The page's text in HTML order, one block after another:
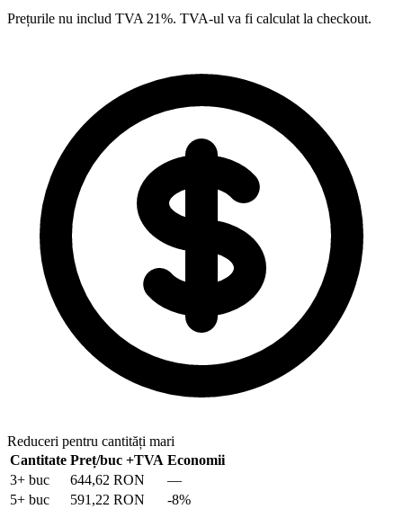
Prețurile nu includ TVA 21%. TVA-ul va fi calculat la checkout.
Reduceri pentru cantități mari
Cantitate Preț/buc +TVA Economii
3+ buc 644,62 RON
—
5+ buc 591,22 RON -8%